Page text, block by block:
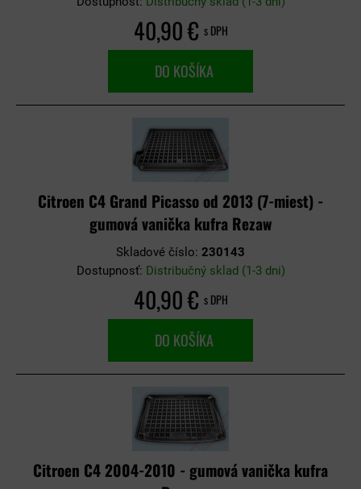
40,90 € s DPH
DO KOŠÍKA
Citroen C4 Grand Picasso od 2013 (7-miest) -
gumová vanička kufra Rezaw
Skladové číslo: 230143
Dostupnosť: Distribučný sklad (1-3 dni)
40,90 € s DPH
DO KOŠÍKA
Citroen C4 2004-2010 - gumová vanička kufra